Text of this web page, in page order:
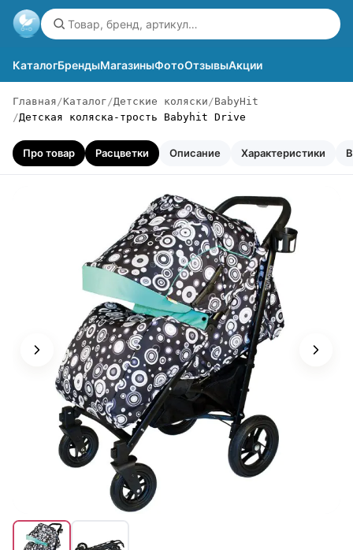
КаталогБрендыМагазиныФотоОтзывыАкции
Главная Каталог Детские коляски
BabyHit
Детская коляска-трость Babyhit Drive
Про товар Расцветки Описание Характеристики